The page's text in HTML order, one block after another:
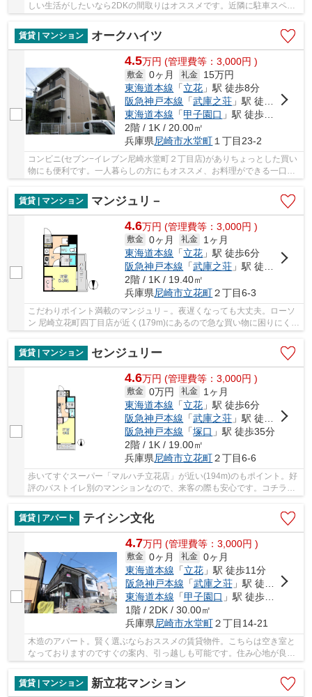
しい生活がしたいなら2DKの間取りはオススメです。近隣に駐車スペー
賃貸 | マンション
オークハイツ
4.5万円 (管理費等：3,000円 )
敷金 0ヶ月 礼金
15万円
東海道本線 「立花 」駅 徒歩8分
阪急神戸本線 「武庫之荘 」駅 徒歩19分
東海道本線 「甲子園口 」駅 徒歩31分
2階 / 1K / 20.00㎡
兵庫県尼崎市水堂町 １丁目23-2
コンビニ(セブン−イレブン尼崎水堂町２丁目店)がありちょっとした買い
物にも便利です。一人暮らしの方にもオススメ、お料理ができる一口コ
賃貸 | マンション
マンジュリ－
4.6万円 (管理費等：3,000円 )
敷金 0ヶ月 礼金
1ヶ月
東海道本線 「立花 」駅 徒歩6分
阪急神戸本線 「武庫之荘 」駅 徒歩22分
2階 / 1K / 19.40㎡
兵庫県尼崎市立花町２丁目6-3
こだわりポイント満載のマンジュリ－。夜遅くなっても大丈夫。ローソ
ン 尼崎立花町四丁目店が近く(179m)にあるので急な買い物に困りにくい
賃貸 | マンション
センジュリー
4.6万円 (管理費等：3,000円 )
敷金 0万円 礼金
1ヶ月
東海道本線 「立花 」駅 徒歩6分
阪急神戸本線 「武庫之荘 」駅 徒歩20分
阪急神戸本線 「塚口 」駅 徒歩35分
2階 / 1K / 19.00㎡
兵庫県尼崎市立花町２丁目6-6
歩いてすぐスーパー「マルハチ立花店」が近い(194m)のもポイント。好
評のバストイレ別のマンションなので、来客の際も安心です。コチラで
ご紹介しているのは、広さ4㎡のバルコニー面積...
賃貸 | アパート
テイシン文化
4.7万円 (管理費等：3,000円 )
敷金 0ヶ月 礼金 0ヶ月
東海道本線 「立花」駅 徒歩11分
阪急神戸本線 「武庫之荘」駅 徒歩21分
東海道本線 「甲子園口 」駅 徒歩28分
1階 / 2DK / 30.00㎡
兵庫県尼崎市水堂町２丁目14-21
木造のアパート。賢く選ぶならおススメの賃貸物件。こちらは空き室と
なっておりますのですぐの案内、引っ越しも可能です。住み心地が良く
て自信をもっておススメできるアパート物件。...
賃貸 | マンション
新立花マンション